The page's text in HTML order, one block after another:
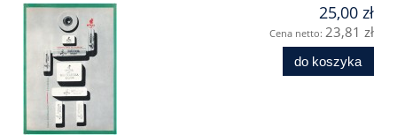
25,00 zł
Cena netto: 23,81 zł
do koszyka